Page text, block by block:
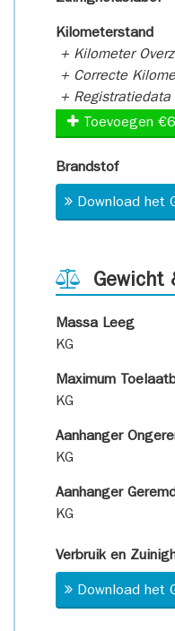
Kilometerstand
+ Kilometer
+ Correcte
+ Registratiedata
Toevoegen €6
Brandstof
Download het
Gewicht
Massa Leeg
KG
Maximum
KG
Aanhanger
KG
Aanhanger
KG
Verbruik en
Download het